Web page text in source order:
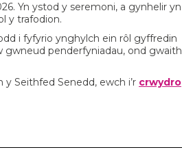
Yn ystod y seremoni, a gynhelir yn
y trafodion.
i fyfyrio ynghylch ein rôl gyffredin
penderfyniadau, ond gwaith
Seithfed Senedd, ewch i’r crwydro